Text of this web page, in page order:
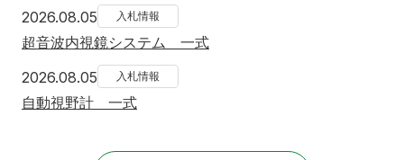
2026.08.05 2026年8月5日
入札情報
超音波内視鏡システム 一式
2026.08.05 2026年8月5日
入札情報
自動視野計 一式